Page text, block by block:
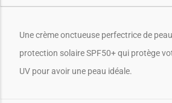
Une crème onctueuse perfectrice de
protection solaire SPF50+ qui protège
UV pour avoir une peau idéale.